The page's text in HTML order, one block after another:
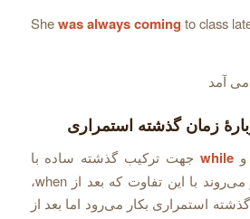
Shewas always coming to class
آمد
زمان گذشته استمراری
و whileجهت ترکیب گذشته ساده با
گذشته استمراری بکار می‌روند با این تفاوت که بعد از when،
استمراری بکار می‌رود اما بعد از